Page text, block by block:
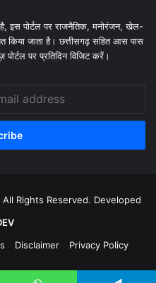
इस पोर्टल पर राजनैतिक, मनोरंजन, खेल-
किया जाता है। छत्तीसगढ़ सहित आस पास
पर प्रतिदिन विजिट करें।
Rights Reserved. Developed
Disclaimer Privacy Policy